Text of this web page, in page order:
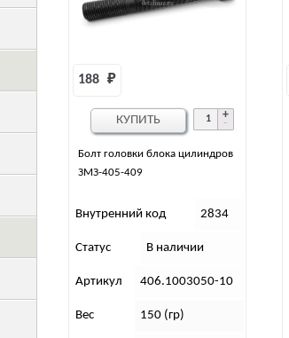
Болт головки блока цилиндров
ЗМЗ-405-409
188 ₽
Внутренний код 2834
Статус В наличии
Артикул 406.1003050-10
Вес 150 (гр)
КУПИТЬ